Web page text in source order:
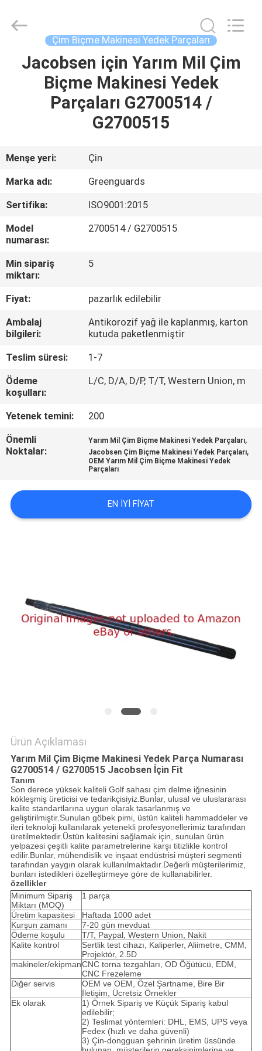
ÜRÜN:%
EXCEPTION
INVALID_FETCH
GETIP()
ERROR
FABRIKA
TURU
KALITE
KONTROL
BIZIMLE
ILETIŞIME
GEÇIN
HABERLER
BIR
SITE
HARITASI
Long
Trading
Reserved.
Çim Biçme Makinesi Yedek Parçaları
Jacobsen için Yarım Mil Çim
Biçme Makinesi Yedek
Parçaları G2700514 /
G2700515
Menşe yeri:
Çin
Marka adı:
Greenguards
Sertifika:
ISO9001:2015
Model
numarası:
2700514 / G2700515
Min sipariş
miktarı:
5
Fiyat:
pazarlık edilebilir
Ambalaj
bilgileri:
Antikorozif yağ ile kaplanmış, karton
kutuda paketlenmiştir
Teslim süresi:
1-7
Ödeme
koşulları:
L/C, D/A, D/P, T/T, Western Union, m
Yetenek temini:
200
Önemli
Noktalar:
Yarım Mil Çim Biçme Makinesi Yedek Parçaları,
Jacobsen Çim Biçme Makinesi Yedek Parçaları,
OEM Yarım Mil Çim Biçme Makinesi Yedek
Parçaları
EN IYI FIYAT
Ürün Açıklaması
Yarım Mil Çim Biçme Makinesi Yedek Parça Numarası
G2700514 / G2700515 Jacobsen İçin Fit
Tanım
Son derece yüksek kaliteli Golf sahası çim delme iğnesinin
kökleşmiş üreticisi ve tedarikçisiyiz.Bunlar, ulusal ve uluslararası
kalite standartlarına uygun olarak tasarlanmış ve
geliştirilmiştir.Sunulan göbek pimi, üstün kaliteli hammaddeler ve
ileri teknoloji kullanılarak yetenekli profesyonellerimiz tarafından
üretilmektedir.Üstün kalitesini sağlamak için, sunulan ürün
yelpazesi çeşitli kalite parametrelerine karşı titizlikle kontrol
edilir.Bunlar, mühendislik ve inşaat endüstrisi müşteri segmenti
tarafından yaygın olarak kullanılmaktadır.Değerli müşterilerimiz,
bunları istedikleri özelleştirmeye göre de kullanabilirler.
özellikler
Minimum Sipariş
Miktarı (MOQ)
1 parça
Üretim kapasitesi
Haftada 1000 adet
Kurşun zamanı
7-20 gün mevduat
Ödeme koşulu
T/T, Paypal, Western Union, Nakit
Kalite kontrol
Sertlik test cihazı, Kaliperler, Aliimetre, CMM,
Projektör, 2.5D
makineler/ekipmanCNC torna tezgahları, OD Öğütücü, EDM,
CNC Frezeleme
Diğer servis
OEM ve OEM, Özel Şartname, Bire Bir
İletişim, Ücretsiz Örnekler
Ek olarak
1) Örnek Sipariş ve Küçük Sipariş kabul
edilebilir;
2) Teslimat yöntemleri: DHL, EMS, UPS veya
Fedex (hızlı ve daha güvenli)
3) Çin-dongguan şehrinin üretim üssünde